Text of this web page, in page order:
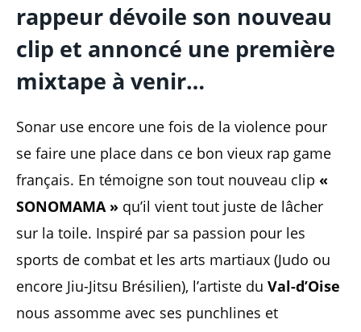
rappeur dévoile son nouveau
clip et annoncé une première
mixtape à venir…
Sonar use encore une fois de la violence pour
se faire une place dans ce bon vieux rap game
français. En témoigne son tout nouveau clip «
SONOMAMA » qu’il vient tout juste de lâcher
sur la toile. Inspiré par sa passion pour les
sports de combat et les arts martiaux (Judo ou
encore Jiu-Jitsu Brésilien), l’artiste du Val-d’Oise
nous assomme avec ses punchlines et